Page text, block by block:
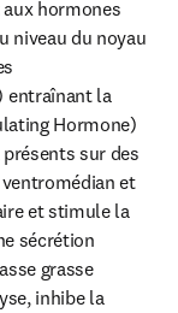
hormones
niveau du noyau
entraînant la
Hormone)
sur des
et
et stimule la
sécrétion
grasse
inhibe la